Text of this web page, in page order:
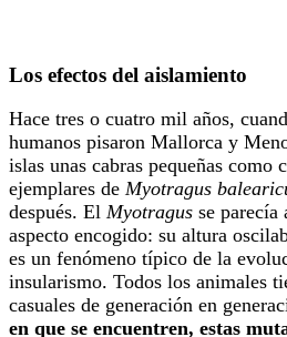
Los efectos del aislamiento
Hace tres o cuatro mil años,
humanos pisaron Mallorca y
islas unas cabras pequeñas como
ejemplares de Myotragus
después. El Myotragus se parecía
aspecto encogido: su altura
es un fenómeno típico de la
insularismo. Todos los animales
casuales de generación en
en que se encuentren, estas